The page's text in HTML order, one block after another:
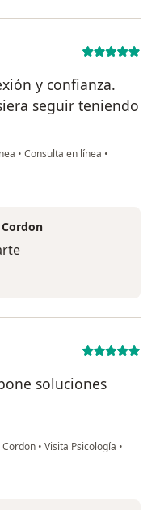
y confianza.
seguir teniendo
• Consulta en línea •
soluciones
Cordon • Visita Psicología •